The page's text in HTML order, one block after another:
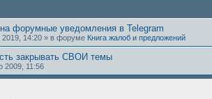
форумные уведомления в Telegram
2019, 14:20 » в форуме Книга жалоб и предложений
закрывать СВОИ темы
2009, 11:56